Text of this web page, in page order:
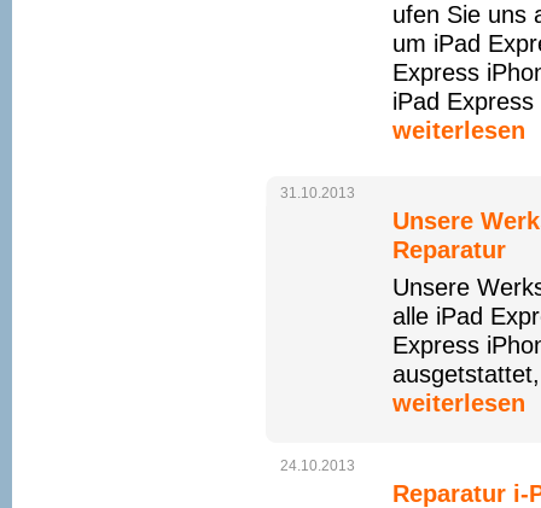
ufen Sie uns
um iPad
Express
iPad
weiterlesen
31.10.2013
Unsere
Reparatur
Unsere
alle iPad
Express
weiterlesen
24.10.2013
Reparatur i-